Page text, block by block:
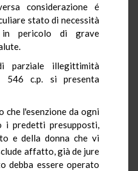
considerazione é
stato di necessità
pericolo di grave
parziale illegittimità
546 c.p. si presenta
che l'esenzione da ogni
i predetti presupposti,
e della donna che vi
affatto, già de jure
debba essere operato